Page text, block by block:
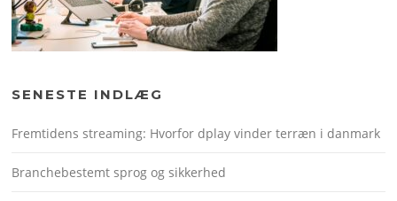
SENESTE INDLÆG
Fremtidens streaming: Hvorfor dplay vinder terræn i danmark
Branchebestemt sprog og sikkerhed